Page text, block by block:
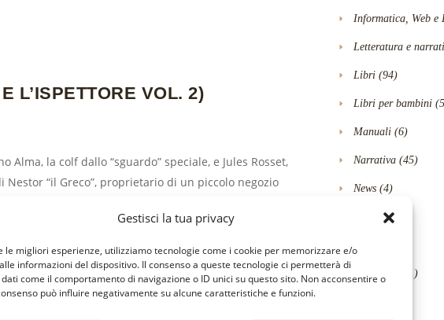
Gestisci la tua privacy
le migliori esperienze, utilizziamo tecnologie come i cookie per memorizzare e/o
informazioni del dispositivo. Il consenso a queste tecnologie ci permetterà di
come il comportamento di navigazione o ID unici su questo sito. Non acconsentire o
può influire negativamente su alcune caratteristiche e funzioni.
L’ISPETTORE VOL. 2)
Alma, la colf dallo “sguardo” speciale, e Jules Rosset,
“il Greco”, proprietario di un piccolo negozio
Elena, troppo bella, troppo esuberante, troppo
aggancia con i suoi palamiti il corpo di una
Alma, suo insospettabile grimaldello di...
Share:
Informatica, Web
Letteratura e
Libri (94)
Libri per bambini
Manuali (6)
Narrativa (45)
News (4)
Poesia(2)
Polizieschi (1)